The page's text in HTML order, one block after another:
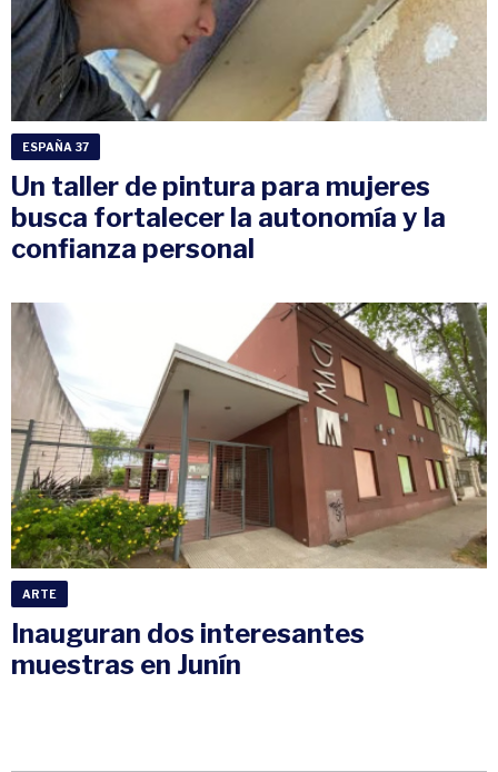
ESPAÑA 37
Un taller de pintura para mujeres
busca fortalecer la autonomía y la
confianza personal
ARTE
Inauguran dos interesantes
muestras en Junín